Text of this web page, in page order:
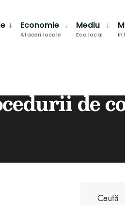
Economie
Afaceri locale
Mediu
Eco local
de
Caută